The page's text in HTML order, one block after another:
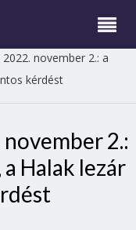
november 2.: a
kérdést
2.:
Halak lezár